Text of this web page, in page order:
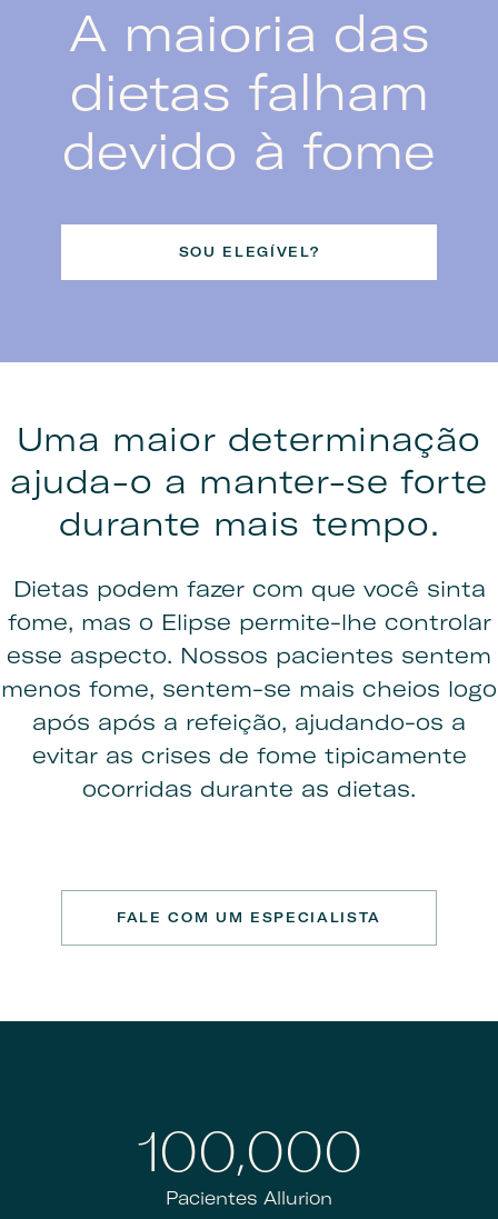
A maioria das
dietas falham
devido à fome
SOU ELEGÍVEL?
Uma maior determinação
ajuda-o a manter-se forte
durante mais tempo.
Dietas podem fazer com que você sinta
fome, mas o Elipse permite-lhe controlar
esse aspecto. Nossos pacientes sentem
menos fome, sentem-se mais cheios logo
após após a refeição, ajudando-os a
evitar as crises de fome tipicamente
ocorridas durante as dietas.
FALE COM UM ESPECIALISTA
100,000
Pacientes Allurion